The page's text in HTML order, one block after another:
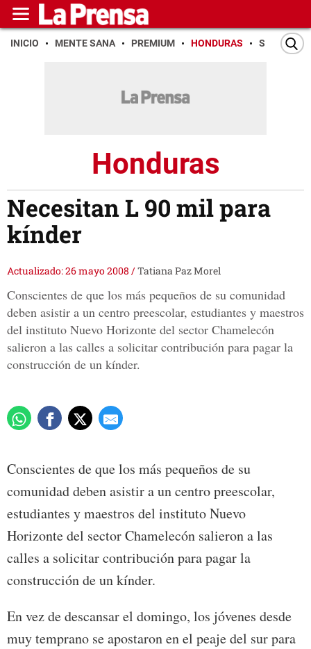
INICIO MENTE SANA PREMIUM HONDURAS SAN PEDRO
Honduras
Necesitan L 90 mil para
kínder
Actualizado: 26 mayo 2008 /Tatiana Paz Morel
Conscientes de que los más pequeños de su comunidad
deben asistir a un centro preescolar, estudiantes y maestros
del instituto Nuevo Horizonte del sector Chamelecón
salieron a las calles a solicitar contribución para pagar la
construcción de un kínder.
Conscientes de que los más pequeños de su
comunidad deben asistir a un centro preescolar,
estudiantes y maestros del instituto Nuevo
Horizonte del sector Chamelecón salieron a las
calles a solicitar contribución para pagar la
construcción de un kínder.
En vez de descansar el domingo, los jóvenes desde
muy temprano se apostaron en el peaje del sur para